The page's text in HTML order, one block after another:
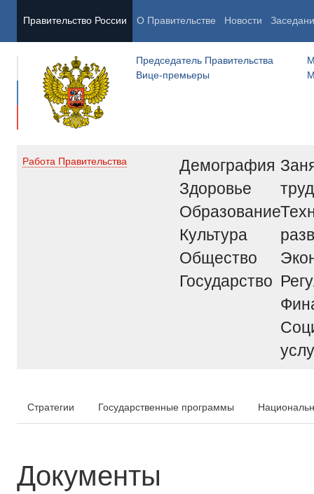
Правительство России О Правительстве Новости
Председатель Правительства
Вице-премьеры
Работа Правительства
Демография
Здоровье
Образование
Культура
Общество
Государство
труд
Стратегии Государственные программы
Документы